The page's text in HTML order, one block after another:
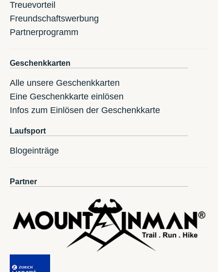
Treuevorteil
Freundschaftswerbung
Partnerprogramm
Geschenkkarten
Alle unsere Geschenkkarten
Eine Geschenkkarte einlösen
Infos zum Einlösen der Geschenkkarte
Laufsport
Blogeinträge
Partner